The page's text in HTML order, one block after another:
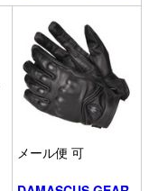
メール便 可